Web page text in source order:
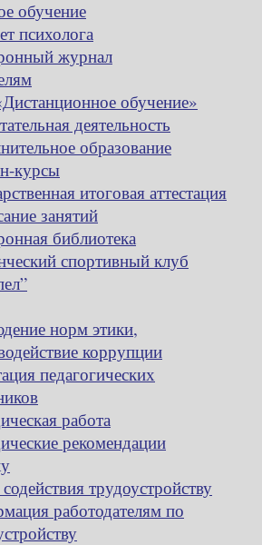
обучение
психолога
журнал
обучение»
деятельность
образование
курсы
итоговая аттестация
занятий
библиотека
спортивный клуб
норм этики,
коррупции
педагогических
работа
рекомендации
трудоустройству
работодателям по